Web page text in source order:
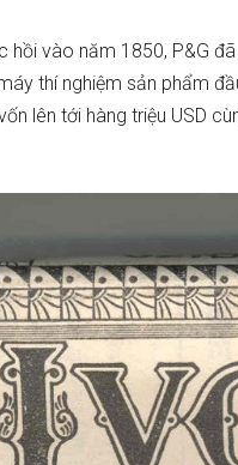
hồi vào năm 1850, P&G
thí nghiệm sản phẩm
lên tới hàng triệu USD